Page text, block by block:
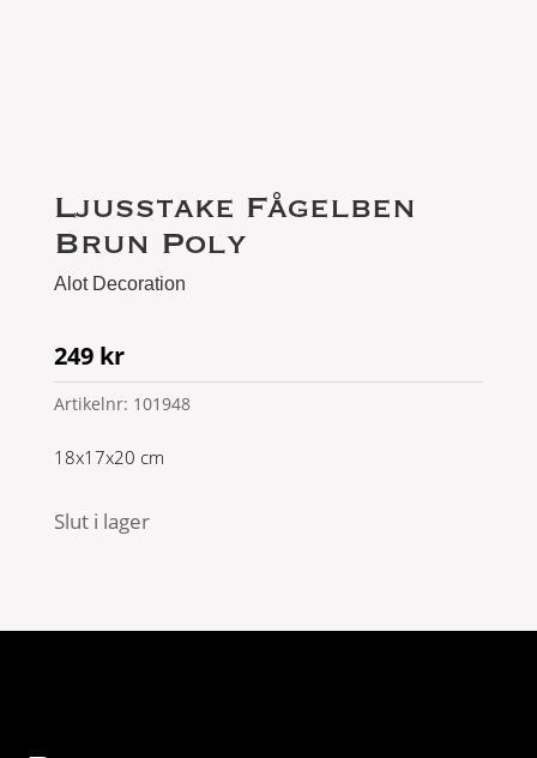
Ljusstake Fågelben
Brun Poly
Alot Decoration
249 kr
Artikelnr: 101948
18x17x20 cm
Slut i lager